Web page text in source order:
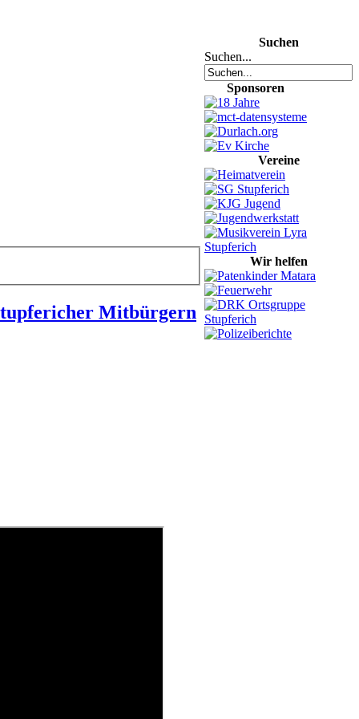
Mitbürgern
Suchen
Suchen...
Sponsoren
Vereine
Wir helfen